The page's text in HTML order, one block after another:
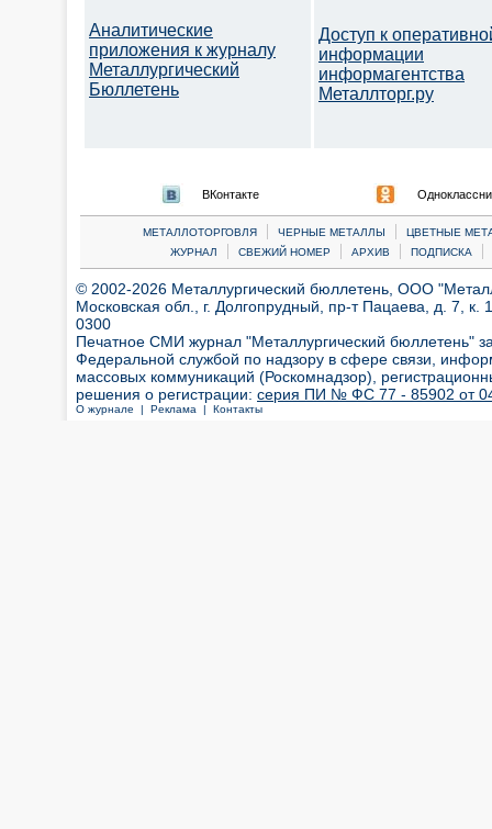
Аналитические
приложения к журналу
Металлургический
Бюллетень
Доступ к
информации
информагентства
Металлторг.ру
ВКонтакте
МЕТАЛЛОТОРГОВЛЯ | ЧЕРНЫЕ МЕТАЛЛЫ |
ЦВЕТНЫЕ
ЖУРНАЛ
| СВЕЖИЙ НОМЕР | АРХИВ | ПОДПИСКА |
© 2002-2026 Металлургический бюллетень, ООО
Московская обл., г. Долгопрудный, пр-т Пацаева, д. 7,
0300
Печатное СМИ журнал "Металлургический бюллетень"
Федеральной службой по надзору в сфере связи,
массовых коммуникаций (Роскомнадзор),
решения о регистрации: серия ПИ № ФС 77 - 85902 от 04
О журнале | Реклама | Контакты